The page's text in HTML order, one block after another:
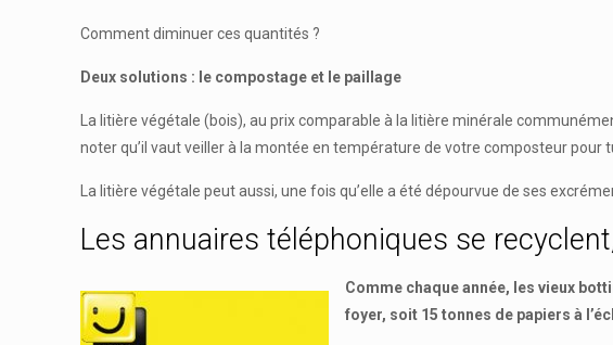
Comment diminuer ces quantités ?
Deux solutions : le compostage et le paillage
La litière végétale (bois), au prix comparable à la litière minérale
noter qu’il vaut veiller à la montée en température de votre composteur pour
La litière végétale peut aussi, une fois qu’elle a été dépourvue de ses
Les annuaires téléphoniques se
Comme chaque année, les vieux
foyer, soit 15 tonnes de papiers à